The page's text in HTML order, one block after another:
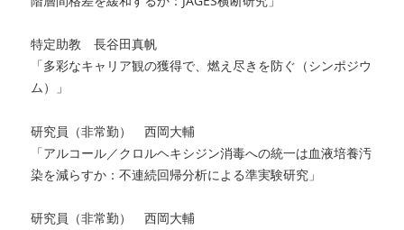
特定助教 長谷田真帆
「多彩なキャリア観の獲得で、燃え尽きを防ぐ（シンポジウ
ム）
」
研究員（非常勤） 西岡大輔
「アルコール／クロルヘキシジン消毒への統一は血液培養汚
染を減らすか：不連続回帰分析による準実験研究 」
研究員（非常勤） 西岡大輔